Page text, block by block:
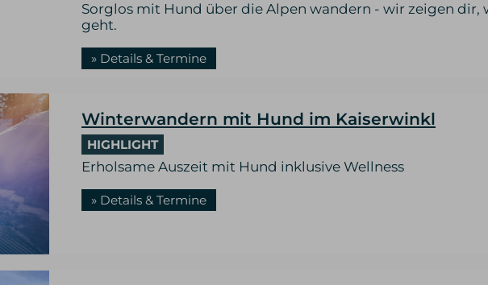
Sorglos mit Hund über die Alpen wandern - wir zeigen dir,
geht.
» Details & Termine
Winterwandern mit Hund im Kaiserwinkl
HIGHLIGHT
Erholsame Auszeit mit Hund inklusive Wellness
» Details & Termine